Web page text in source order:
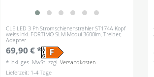
CLE LED 3 Ph Stromschienenstrahler ST174A Kopf
weiss inkl. FORTIMO SLM Modul 3600lm, Treiber,
Adapter
69,90 € *
* inkl. ges. MwSt. zzgl.Versandkosten
Lieferzeit: 1-4 Tage